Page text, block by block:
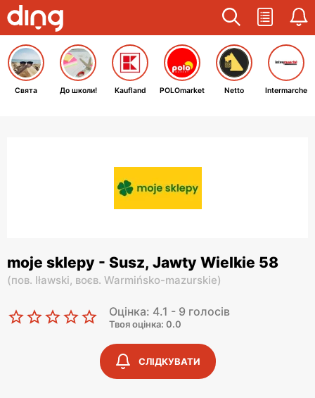
Свята До школи! Kaufland POLOmarket Netto Intermarche
moje sklepy - Susz, Jawty Wielkie 58
(пов. Iławski, воєв. Warmińsko-mazurskie)
Оцінка: 4.1 - 9 голосів
Твоя оцінка: 0.0
СЛІДКУВАТИ